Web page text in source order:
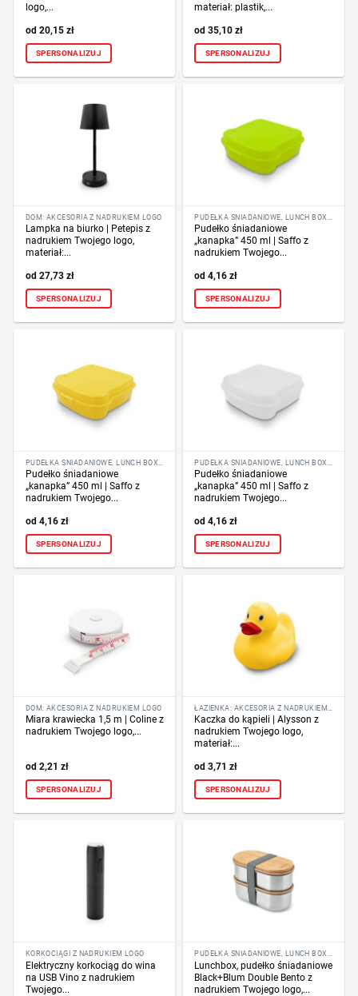
logo,...
20,15 zł
SPERSONALIZUJ
materiał: plastik,...
35,10zł
SPERSONALIZUJ
DOM: AKCESORIA Z NADRUKIEM LOGO
Lampka na biurko | Petepis z
nadrukiem Twojego logo,
materiał:...
27,73 zł
SPERSONALIZUJ
Pudełko śniadaniowe
„kanapka” 450 ml | Saffo z
nadrukiem Twojego...
4,16zł
SPERSONALIZUJ
PUDEŁKA ŚNIADANIOWE, LUNCH BOX Z NADRUKIEM LOGO
Pudełko śniadaniowe
„kanapka” 450 ml | Saffo z
nadrukiem Twojego...
4,16 zł
SPERSONALIZUJ
PUDEŁKA ŚNIADANIOWE, LUNCH BOX Z NADRUKIEM LOGO
Pudełko śniadaniowe
„kanapka” 450 ml | Saffo z
nadrukiem Twojego...
4,16zł
SPERSONALIZUJ
DOM: AKCESORIA Z NADRUKIEM LOGO
Miara krawiecka 1,5 m | Coline z
nadrukiem Twojego logo,...
2,21 zł
SPERSONALIZUJ
ŁAZIENKA: AKCESORIA Z NADRUKIEM LOGO
Kaczka do kąpieli | Alysson z
nadrukiem Twojego logo,
materiał:...
3,71zł
SPERSONALIZUJ
KORKOCIĄGI Z NADRUKIEM LOGO
Elektryczny korkociąg do wina
na USB Vino z nadrukiem
Twojego...
PUDEŁKA ŚNIADANIOWE, LUNCH BOX Z NADRUKIEM LOGO
Lunchbox, pudełko śniadaniowe
Black+Blum Double Bento z
nadrukiem Twojego logo,...